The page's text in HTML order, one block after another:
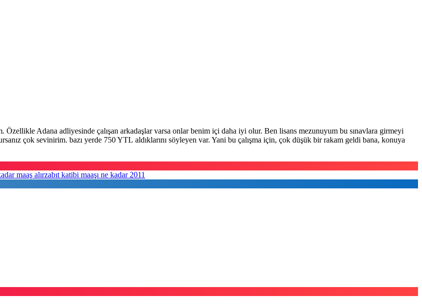
Özellikle Adana adliyesinde çalışan arkadaşlar varsa onlar benim içi daha iyi olur. Ben lisans mezunuyum bu sınavlara girmeyi
çok sevinirim. bazı yerde 750YTL aldıklarını söyleyen var. Yani bu çalışma için, çok düşük bir rakam geldi bana, konuya
maaş alırzabıt katibi maaşı ne kadar 2011